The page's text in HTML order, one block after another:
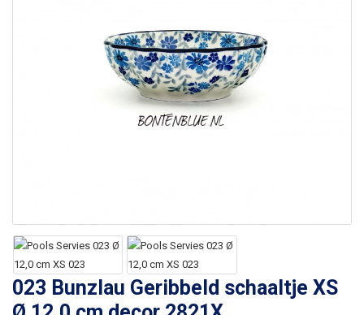
023 Bunzlau Geribbeld schaaltje XS